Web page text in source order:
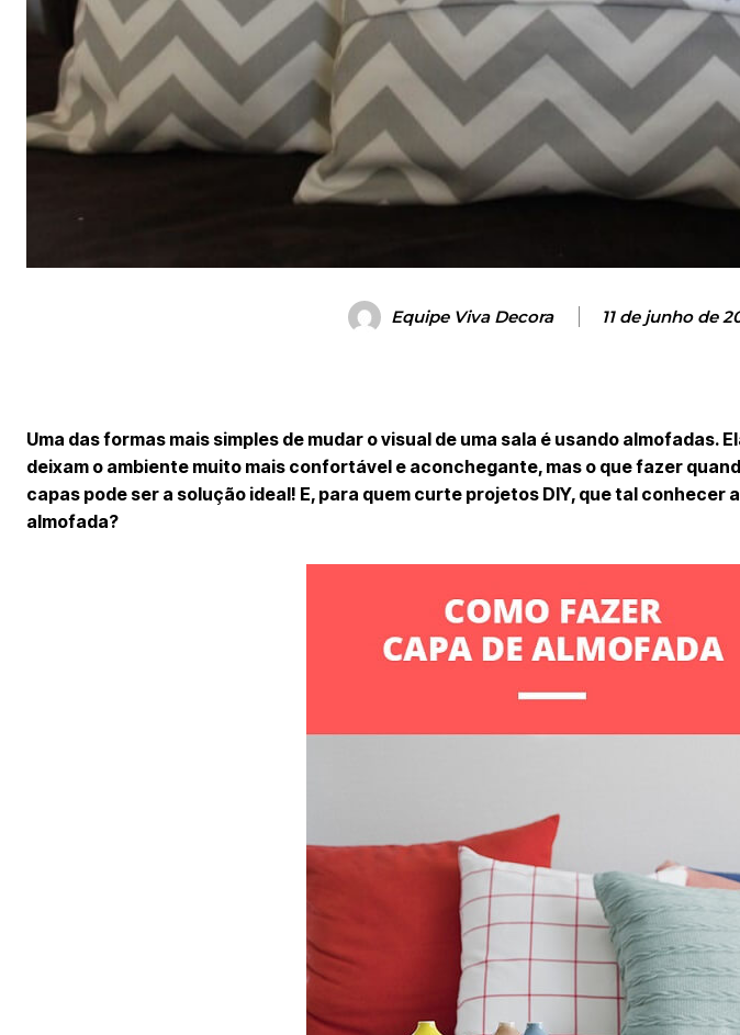
Equipe Viva Decora 11 de junho de
Uma das formas mais simples de mudar o visual de uma sala é usando almofadas.
deixam o ambiente muito mais confortável e aconchegante, mas o que fazer
capas pode ser a solução ideal! E, para quem curte projetos DIY, que tal
almofada?